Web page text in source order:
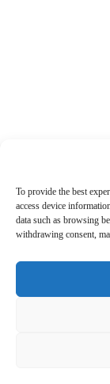
To provide the best
access device
data such as browsing
withdrawing consent,
Το περιεχόμενο
για προσωπική
είτε
εκδότη.